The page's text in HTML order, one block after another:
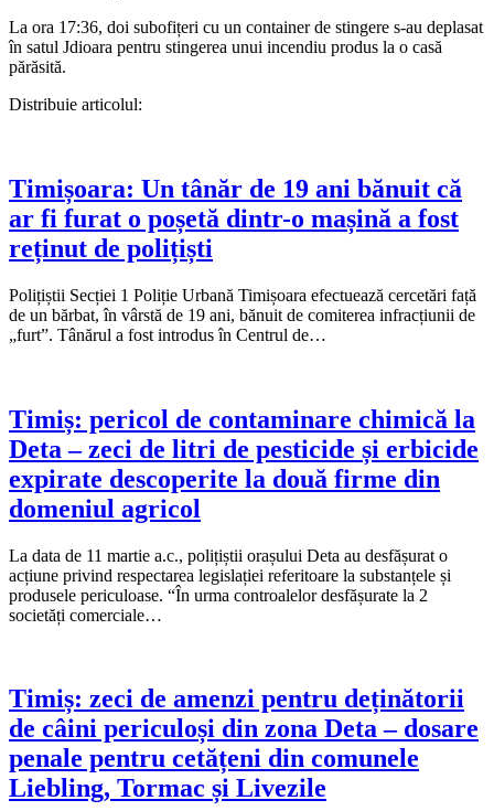
La ora 17:36, doi subofițeri cu un container de stingere s-au deplasat
în satul Jdioara pentru stingerea unui incendiu produs la o casă
părăsită.
Distribuie articolul:
Timișoara: Un tânăr de 19 ani bănuit că
ar fi furat o poșetă dintr-o mașină a fost
reținut de polițiști
Polițiștii Secției 1 Poliție Urbană Timișoara efectuează cercetări față
de un bărbat, în vârstă de 19 ani, bănuit de comiterea infracțiunii de
„furt”. Tânărul a fost introdus în Centrul de…
Timiș: pericol de contaminare chimică la
Deta – zeci de litri de pesticide și erbicide
expirate descoperite la două firme din
domeniul agricol
La data de 11 martie a.c., polițiștii orașului Deta au desfășurat o
acțiune privind respectarea legislației referitoare la substanțele și
produsele periculoase. “În urma controalelor desfășurate la 2
societăți comerciale…
Timiș: zeci de amenzi pentru deținătorii
de câini periculoși din zona Deta – dosare
penale pentru cetățeni din comunele
Liebling, Tormac și Livezile